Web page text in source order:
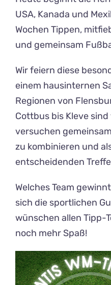
USA, Kanada und
Wochen Tippen,
und gemeinsam
Wir feiern diese
einem hausinternen
Regionen von
Cottbus bis Kleve
versuchen
zu kombinieren und
entscheidenden
Welches Team
sich die sportlichen
wünschen allen Tipp-
noch mehr Spaß!